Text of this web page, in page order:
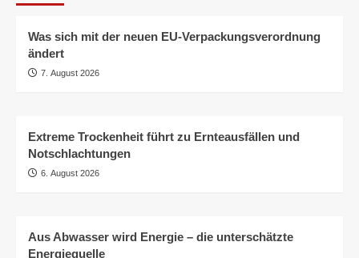
Was sich mit der neuen EU-Verpackungsverordnung
ändert
7. August 2026
Extreme Trockenheit führt zu Ernteausfällen und
Notschlachtungen
6. August 2026
Aus Abwasser wird Energie – die unterschätzte
Energiequelle